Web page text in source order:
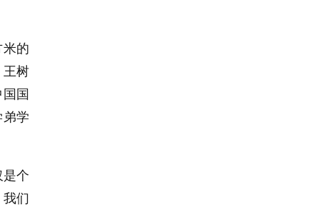
的
王树
国
学
是个
们